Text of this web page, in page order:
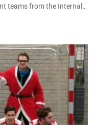
teams from the Internal…